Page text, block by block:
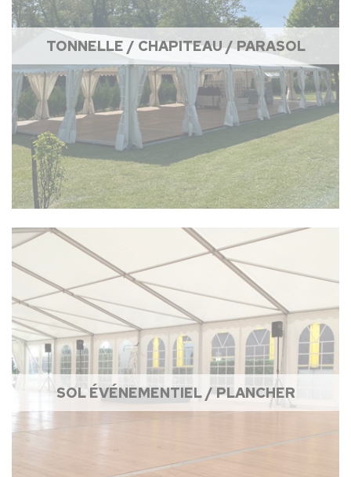
TONNELLE / CHAPITEAU / PARASOL
SOL ÉVÉNEMENTIEL / PLANCHER